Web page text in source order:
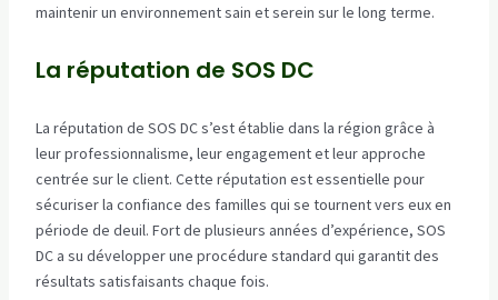
maintenir un environnement sain et serein sur le long terme.
La réputation de SOS DC
La réputation de SOS DC s’est établie dans la région grâce à
leur professionnalisme, leur engagement et leur approche
centrée sur le client. Cette réputation est essentielle pour
sécuriser la confiance des familles qui se tournent vers eux en
période de deuil. Fort de plusieurs années d’expérience, SOS
DC a su développer une procédure standard qui garantit des
résultats satisfaisants chaque fois.